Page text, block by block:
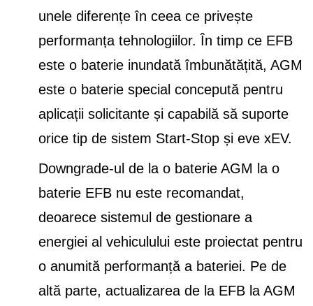
unele diferențe în ceea ce privește
performanța tehnologiilor. În timp ce EFB
este o baterie inundată îmbunătățită, AGM
este o baterie special concepută pentru
aplicații solicitante și capabilă să suporte
orice tip de sistem Start-Stop și eve xEV.
Downgrade-ul de la o baterie AGM la o
baterie EFB nu este recomandat,
deoarece sistemul de gestionare a
energiei al vehiculului este proiectat pentru
o anumită performanță a bateriei. Pe de
altă parte, actualizarea de la EFB la AGM